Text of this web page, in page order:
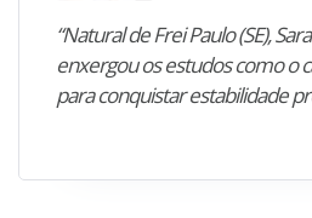
“Natural de Frei Paulo (SE),
enxergou os estudos como o
para conquistar estabilidade